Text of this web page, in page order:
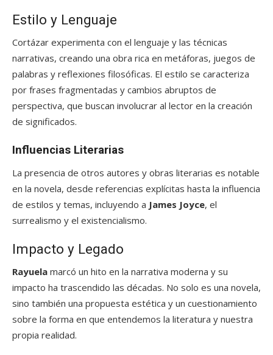
Estilo y Lenguaje
Cortázar experimenta con el lenguaje y las técnicas
narrativas, creando una obra rica en metáforas, juegos de
palabras y reflexiones filosóficas. El estilo se caracteriza
por frases fragmentadas y cambios abruptos de
perspectiva, que buscan involucrar al lector en la creación
de significados.
Influencias Literarias
La presencia de otros autores y obras literarias es notable
en la novela, desde referencias explícitas hasta la influencia
de estilos y temas, incluyendo a James Joyce, el
surrealismo y el existencialismo.
Impacto y Legado
Rayuela marcó un hito en la narrativa moderna y su
impacto ha trascendido las décadas. No solo es una novela,
sino también una propuesta estética y un cuestionamiento
sobre la forma en que entendemos la literatura y nuestra
propia realidad.